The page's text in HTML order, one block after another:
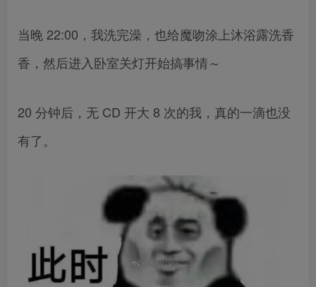
当晚 22:00，我洗完澡，也给魔吻涂上沐浴露洗香
香，然后进入卧室关灯开始搞事情～
20 分钟后，无 CD 开大 8 次的我，真的一滴也没
有了。